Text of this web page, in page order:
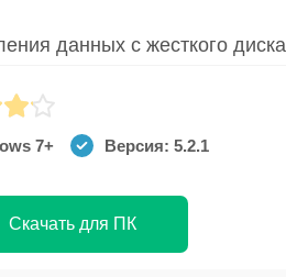
данных с жесткого диска
7+ Версия: 5.2.1
Скачать для ПК